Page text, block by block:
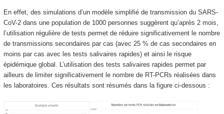
En effet, des simulations d’un modèle simplifié de transmission du SARS-
CoV-2 dans une population de 1000 personnes suggèrent qu’après 2 mois,
l’utilisation régulière de tests permet de réduire significativement le nombre
de transmissions secondaires par cas (avec 25 % de cas secondaires en
moins par cas avec les tests salivaires rapides) et ainsi le risque
épidémique global. L’utilisation des tests salivaires rapides permet par
ailleurs de limiter significativement le nombre de RT-PCRs réalisées dans
les laboratoires. Ces résultats sont résumés dans la figure ci-dessous :